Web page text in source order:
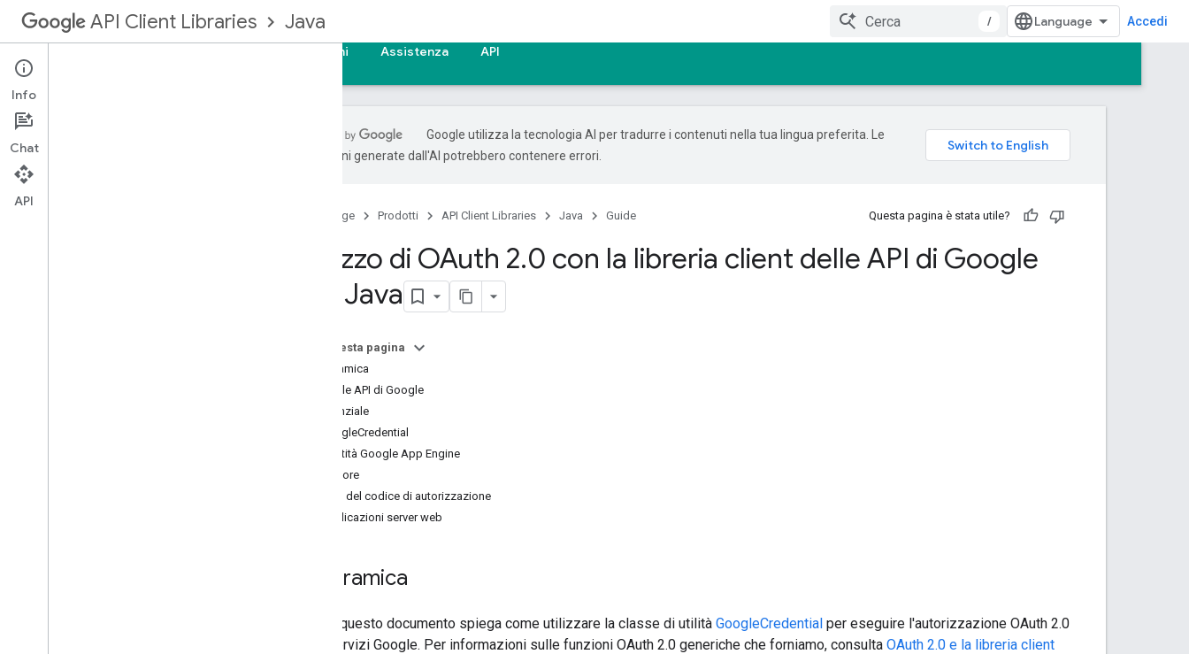
API Client Libraries Java / Accedi
Campioni Assistenza API
Guida per gli sviluppatori
Istruzioni di configurazione
Google utilizza la tecnologia AI per tradurre i contenuti nella tua lingua preferita. Le
traduzioni generate dall'AI potrebbero contenere errori.
Home page Prodotti API Client Libraries Java Guide Questa pagina è stata utile?
Utilizzo di OAuth 2.0 con la libreria client delle API di Google
per Java
Su questa pagina
Panoramica
Console API di Google
Credenziale
GoogleCredential
Identità Google App Engine
Datastore
Flusso del codice di autorizzazione
Applicazioni server web
Panoramica
:questo documento spiega come utilizzare la classe di utilità GoogleCredential per eseguire l'autorizzazione OAuth 2.0
con i servizi Google. Per informazioni sulle funzioni OAuth 2.0 generiche che forniamo, consulta OAuth 2.0 e la libreria client
Info
Chat
API